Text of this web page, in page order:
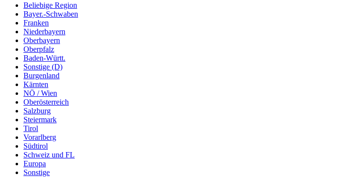
Beliebige Region
Bayer.-Schwaben
Franken
Niederbayern
Oberbayern
Oberpfalz
Baden-Württ.
Sonstige (D)
Burgenland
Kärnten
NÖ / Wien
Oberösterreich
Salzburg
Steiermark
Tirol
Vorarlberg
Südtirol
Schweiz und FL
Europa
Sonstige